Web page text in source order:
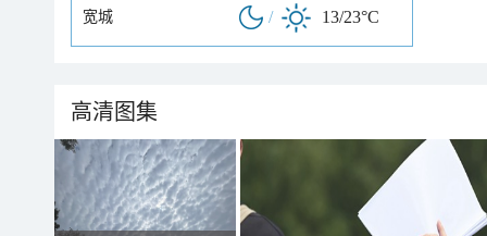
宽城 / 13/23°C
高清图集